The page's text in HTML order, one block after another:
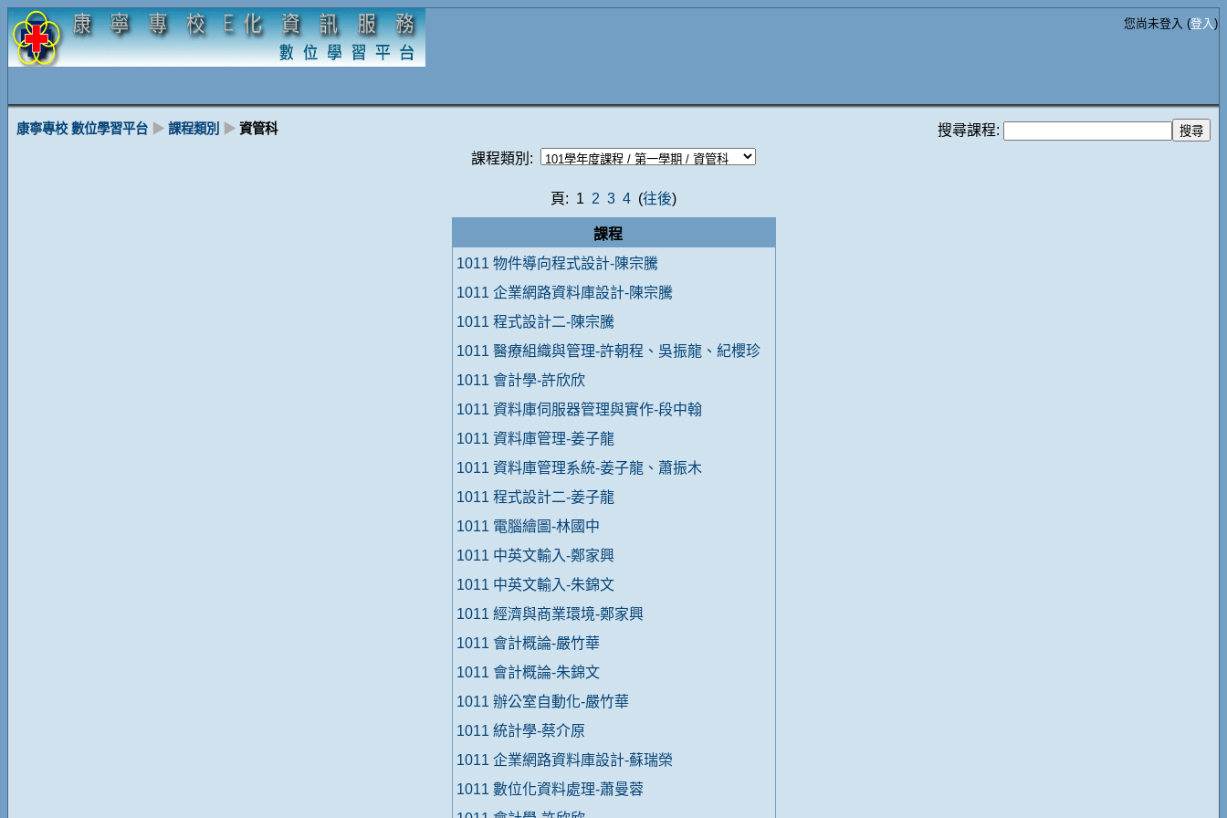
您尚未登入 (登入)
康寧專校 數位學習平台 ▶ 課程類別 ▶ 資管科
搜尋課程:
課程類別:
頁: 1 2 3 4 (往後)
課程
1011 物件導向程式設計-陳宗騰
1011 企業網路資料庫設計-陳宗騰
1011 程式設計二-陳宗騰
1011 醫療組織與管理-許朝程、吳振龍、紀櫻珍
1011 會計學-許欣欣
1011 資料庫伺服器管理與實作-段中翰
1011 資料庫管理-姜子龍
1011 資料庫管理系統-姜子龍、蕭振木
1011 程式設計二-姜子龍
1011 電腦繪圖-林國中
1011 中英文輸入-鄭家興
1011 中英文輸入-朱錦文
1011 經濟與商業環境-鄭家興
1011 會計概論-嚴竹華
1011 會計概論-朱錦文
1011 辦公室自動化-嚴竹華
1011 統計學-蔡介原
1011 企業網路資料庫設計-蘇瑞榮
1011 數位化資料處理-蕭曼蓉